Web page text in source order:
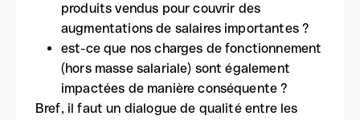
produits vendus pour couvrir des
augmentations de salaires importantes ?
est-ce que nos charges de fonctionnement
(hors masse salariale) sont également
impactées de manière conséquente ?
Bref, il faut un dialogue de qualité entre les